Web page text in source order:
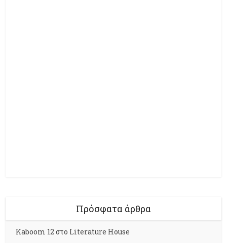
Πρόσφατα άρθρα
Kaboom 12 στο Literature House